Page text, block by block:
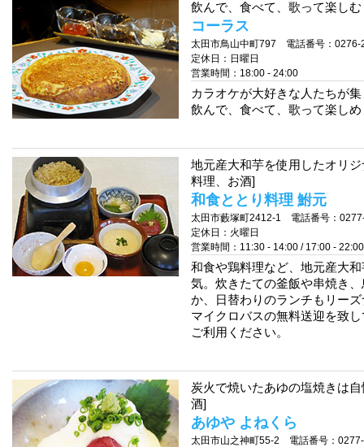
飲んで、食べて、歌って楽し
コーラス
太田市鳥山中町797 電話番号：0276-
定休日：日曜日
営業時間：18:00 - 24:00
カラオケが大好きな人たちが
飲んで、食べて、歌って楽し
地元産大和芋を使用したオリ
料理、お酒]
和食ととり料理 鮒元
太田市藪塚町2412-1 電話番号：
定休日：火曜日
営業時間：11:30 - 14:00 / 17:00 - 22:00
和食や鶏料理など、地元産大
気。炊きたての釜飯や串焼き
か、日替わりのランチもリー
マイクロバスの無料送迎を致
ご利用ください。
炭火で焼いたあゆの塩焼きは
酒]
あゆや よねくら
太田市山之神町55-2 電話番号：